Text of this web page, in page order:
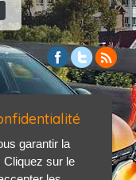
garantir la
Cliquez sur le